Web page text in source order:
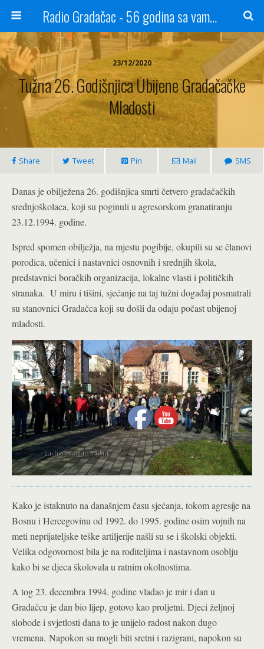
Radio Gradačac - 56 godina sa vama...
23/12/2020
Tužna 26. Godišnjica Ubijene Gradačačke
Mladosti
Share Tweet Pin Mail SMS
Danas je obilježena 26. godišnjica smrti četvero gradačačkih
srednjoškolaca, koji su poginuli u agresorskom granatiranju
23.12.1994. godine.
Ispred spomen obilježja, na mjestu pogibije, okupili su se članovi
porodica, učenici i nastavnici osnovnih i srednjih škola,
predstavnici boračkih organizacija, lokalne vlasti i političkih
stranaka. U miru i tišini, sjećanje na taj tužni događaj posmatrali
su stanovnici Gradačca koji su došli da odaju počast ubijenoj
mladosti.
Kako je istaknuto na današnjem času sjećanja, tokom agresije na
Bosnu i Hercegovinu od 1992. do 1995. godine osim vojnih na
meti neprijateljske teške artiljerije našli su se i školski objekti.
Velika odgovornost bila je na roditeljima i nastavnom osoblju
kako bi se djeca školovala u ratnim okolnostima.
A tog 23. decembra 1994. godine vladao je mir i dan u
Gradačcu je dan bio lijep, gotovo kao proljetni. Djeci željnoj
slobode i svjetlosti dana to je unijelo radost nakon dugo
vremena. Napokon su mogli biti sretni i razigrani, napokon su